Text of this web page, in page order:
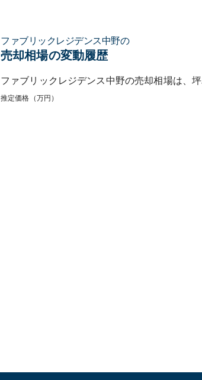
ファブリックレジデンス中野の
売却相場の変動履歴
ファブリックレジデンス中野の売却相場は、
推定価格（万円）